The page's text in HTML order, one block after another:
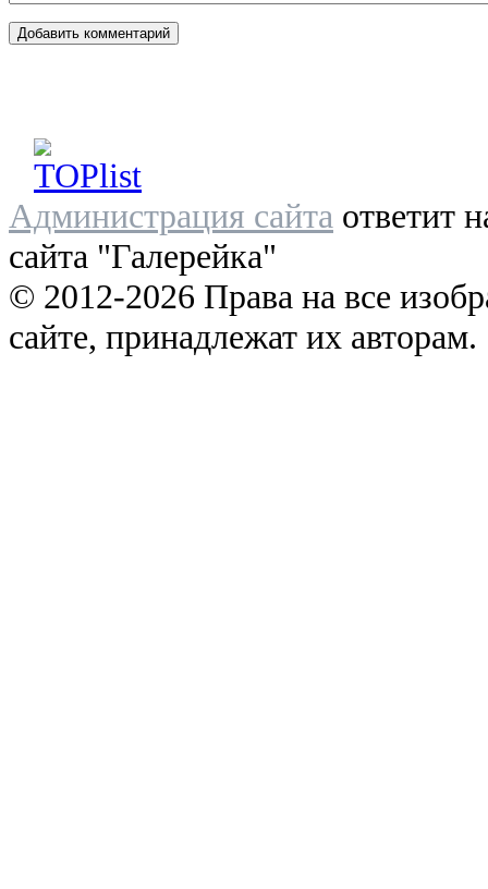
Администрация сайта ответит
сайта "Галерейка"
© 2012-2026 Права на все
сайте, принадлежат их авторам.